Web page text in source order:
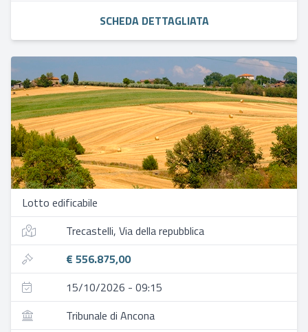
SCHEDA DETTAGLIATA
Lotto edificabile
Trecastelli, Via della repubblica
€ 556.875,00
15/10/2026 - 09:15
Tribunale di Ancona